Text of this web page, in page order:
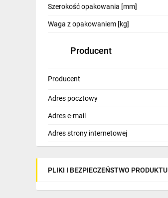
Inne
Budowa i Remont
Szerokość opakowania [mm]
Waga z opakowaniem [kg]
Producent
Producent
Adres pocztowy
Adres e-mail
Adres strony internetowej
PLIKI I BEZPIECZEŃSTWO PRODUKTU